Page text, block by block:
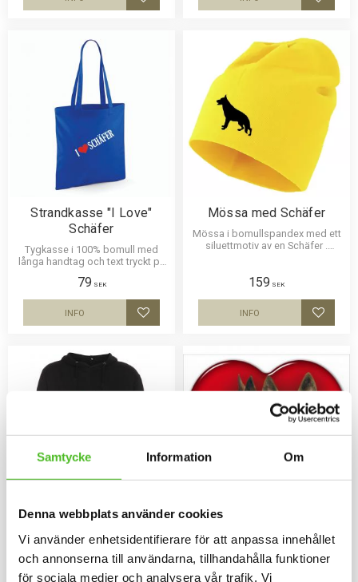
Samtycke Information Om
Denna webbplats använder cookies
Vi använder enhetsidentifierare för att anpassa innehållet
och annonserna till användarna, tillhandahålla funktioner
för sociala medier och analysera vår trafik. Vi
Lägg till i favoriter Lägg
Strandkasse "I Love"
Schäfer
Tygkasse i 100% bomull med
långa handtag och text tryckt på
cm.
79 SEK
Lägg till i favoriter
INFO
Mössa med Schäfer
Mössa i bomullspandex med ett
siluettmotiv av en Schäfer .
159 SEK
Lägg
INFO
Schäfermotiv
Luvtröja med ett Schäfermotiv
tryckt på bröstet. Motivstorlek ca
Hjärtformad dekal 15cm bred i
3D-variant med Schäfer som har
en klisterbaksida för montering